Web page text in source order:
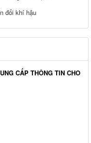
đổi khí hậu
CẤP THÔNG TIN CHO